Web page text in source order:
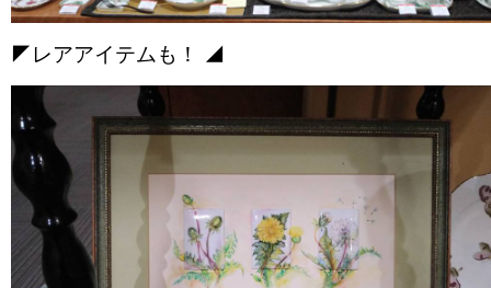
◤レアアイテムも！ ◢